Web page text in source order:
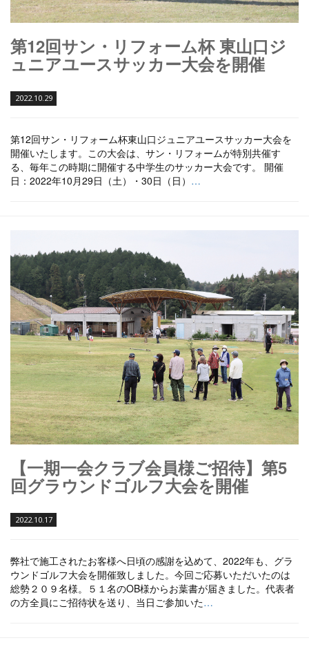
第12回サン・リフォーム杯 東山口ジ
ュニアユースサッカー大会を開催
2022.10.29
第12回サン・リフォーム杯東山口ジュニアユースサッカー大会を
開催いたします。この大会は、サン・リフォームが特別共催す
る、毎年この時期に開催する中学生のサッカー大会です。 開催
日：2022年10月29日（土）・30日（日） …
【一期一会クラブ会員様ご招待】第5
回グラウンドゴルフ大会を開催
2022.10.17
弊社で施工されたお客様へ日頃の感謝を込めて、2022年も、グラ
ウンドゴルフ大会を開催致しました。今回ご応募いただいたのは
総勢２０９名様。５１名のOB様からお葉書が届きました。代表者
の方全員にご招待状を送り、当日ご参加いた…